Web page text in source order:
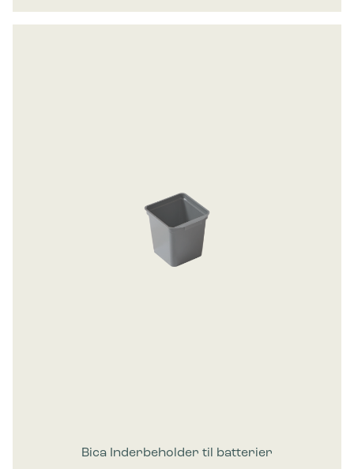
Bica Inderbeholder til batterier